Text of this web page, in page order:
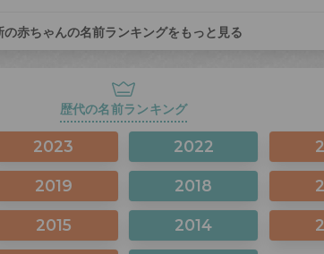
の赤ちゃんの名前ランキングをもっと見る
歴代の名前ランキング
2023 2022
2019 2018
2015 2014